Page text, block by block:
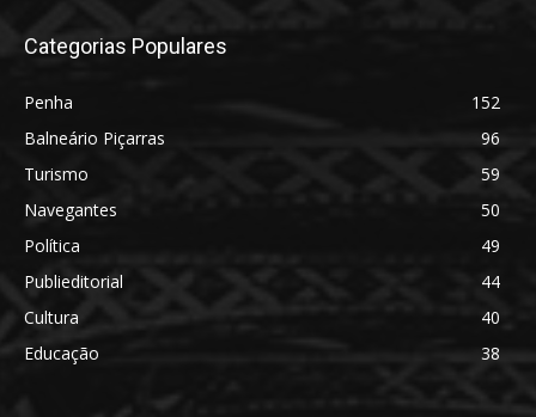
Categorias Populares
Penha
152
Balneário Piçarras
96
Turismo
59
Navegantes
50
Política
49
Publieditorial
44
Cultura
40
Educação
38